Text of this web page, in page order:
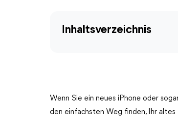
Inhaltsverzeichnis
Wenn Sie ein neues iPhone oder
den einfachsten Weg finden, Ihr